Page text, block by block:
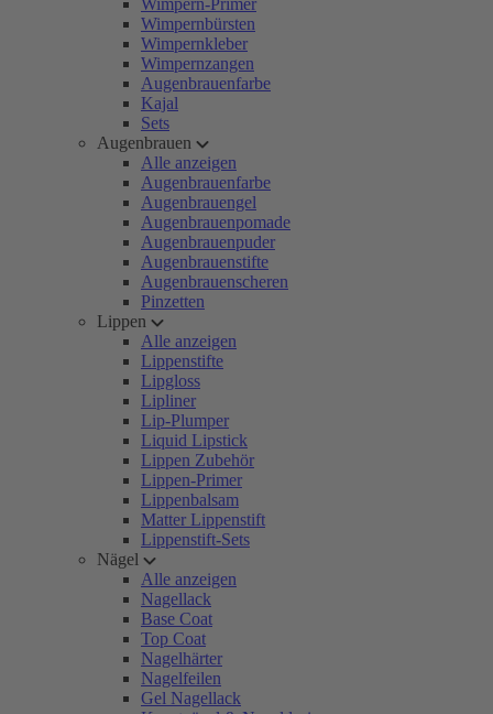
Wimpern-Primer
Wimpernbürsten
Wimpernkleber
Wimpernzangen
Augenbrauenfarbe
Kajal
Sets
Augenbrauen
Alle anzeigen
Augenbrauenfarbe
Augenbrauengel
Augenbrauenpomade
Augenbrauenpuder
Augenbrauenstifte
Augenbrauenscheren
Pinzetten
Lippen
Alle anzeigen
Lippenstifte
Lipgloss
Lipliner
Lip-Plumper
Liquid Lipstick
Lippen Zubehör
Lippen-Primer
Lippenbalsam
Matter Lippenstift
Lippenstift-Sets
Nägel
Alle anzeigen
Nagellack
Base Coat
Top Coat
Nagelhärter
Nagelfeilen
Gel Nagellack